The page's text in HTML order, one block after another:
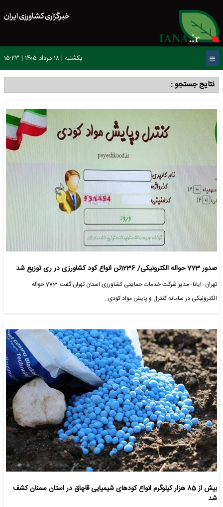
خبرگزاری کشاورزی ایران
یکشنبه | ۱۸ مرداد ۱۴۰۵ | ۱۵:۲۴
نتایج جستجو :
صدور 773 حواله الکترونیکی/ 1236تن انواع کود کشاورزی در ری توزیع شد
تهران- ایانا- مدیر شرکت خدمات حمایتی کشاورزی استان تهران گفت: 773 حواله
الکترونیکی در سامانه کنترل و پایش مواد کودی…
بیش از 85 هزار کیلوگرم انواع کودهای شیمیایی قاچاق در استان سمنان کشف
شد